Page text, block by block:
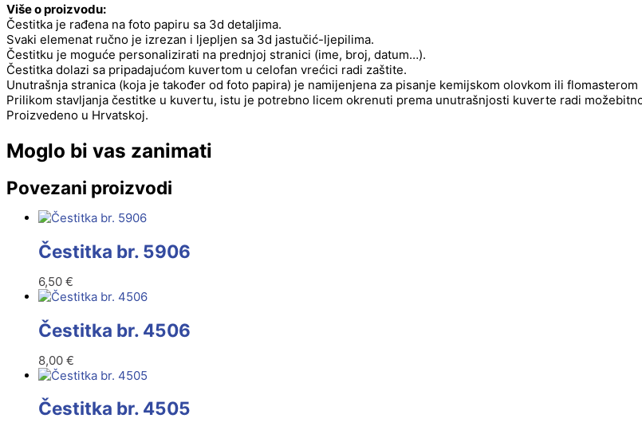
Više o proizvodu:
Čestitka je rađena na foto papiru sa 3d detaljima.
Svaki elemenat ručno je izrezan i ljepljen sa 3d jastučić-ljepilima.
Čestitku je moguće personalizirati na prednjoj stranici (ime, broj, datum…).
Čestitka dolazi sa pripadajućom kuvertom u celofan vrećici radi zaštite.
Unutrašnja stranica (koja je također od foto papira) je namijenjena za pisanje kemijskom olovkom ili flomasterom
Prilikom stavljanja čestitke u kuvertu, istu je potrebno licem okrenuti prema unutrašnjosti kuverte radi
Proizvedeno u Hrvatskoj.
Moglo bi vas zanimati
Povezani proizvodi
Čestitka br. 5906
6,50 €
Čestitka br. 4506
8,00 €
Čestitka br. 4505